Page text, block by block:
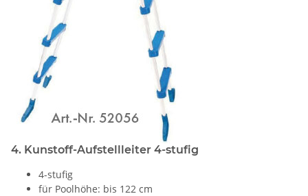
4. Kunstoff-Aufstellleiter 4-stufig
4-stufig
für Poolhöhe: bis 122 cm